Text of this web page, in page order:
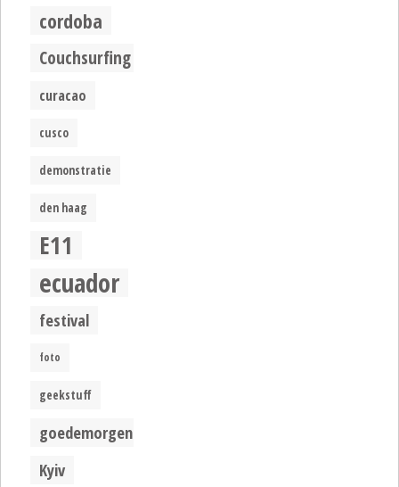
cordoba
Couchsurfing
curacao
cusco
demonstratie
den haag
E11
ecuador
festival
foto
geekstuff
goedemorgen
Kyiv